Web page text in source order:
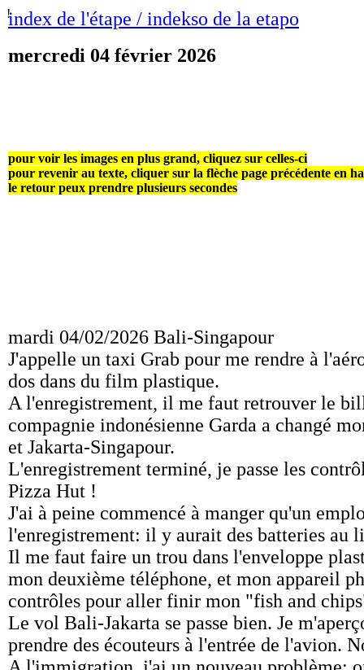
!index de l'étape / indekso de la etapo
mercredi 04 février 2026
pour voir les images en plus grand, cliquez sur celles-ci
pour revenir au texte, cliquer sur la flèche page précédente en
le retour peux prendre plusieurs secondes
mardi 04/02/2026 Bali-Singapour
J'appelle un taxi Grab pour me rendre à
dos dans du film plastique.
A l'enregistrement, il me faut retrouver le
compagnie indonésienne Garda a changé
et Jakarta-Singapour.
L'enregistrement terminé, je passe les
Pizza Hut !
J'ai à peine commencé à manger qu'un
l'enregistrement: il y aurait des batteries au
Il me faut faire un trou dans l'enveloppe
mon deuxième téléphone, et mon appareil
contrôles pour aller finir mon "fish and
Le vol Bali-Jakarta se passe bien. Je
prendre des écouteurs à l'entrée de l'avion.